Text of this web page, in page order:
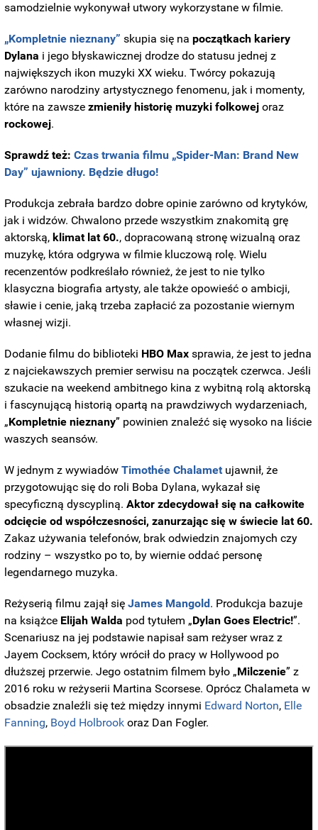
samodzielnie wykonywał utwory wykorzystane w filmie.
„Kompletnie nieznany” skupia się napoczątkach kariery
Dylana i jego błyskawicznej drodze do statusu jednej z
największych ikon muzyki XX wieku. Twórcy pokazują
zarówno narodziny artystycznego fenomenu, jak i momenty,
które na zawszezmieniły historię muzyki folkowej oraz
rockowej.
Sprawdź też:Czas trwania filmu „Spider-Man: Brand New
Day” ujawniony. Będzie długo!
Produkcja zebrała bardzo dobre opinie zarówno od krytyków,
jak i widzów. Chwalono przede wszystkim znakomitą grę
aktorską, klimat lat 60., dopracowaną stronę wizualną oraz
muzykę, która odgrywa w filmie kluczową rolę. Wielu
recenzentów podkreślało również, że jest to nie tylko
klasyczna biografia artysty, ale także opowieść o ambicji,
sławie i cenie, jaką trzeba zapłacić za pozostanie wiernym
własnej wizji.
Dodanie filmu do biblioteki HBO Max sprawia, że jest to jedna
z najciekawszych premier serwisu na początek czerwca. Jeśli
szukacie na weekend ambitnego kina z wybitną rolą aktorską
i fascynującą historią opartą na prawdziwych wydarzeniach,
„Kompletnie nieznany” powinien znaleźć się wysoko na liście
waszych seansów.
W jednym z wywiadówTimothée Chalamet ujawnił, że
przygotowując się do roli Boba Dylana, wykazał się
specyficzną dyscypliną.Aktor zdecydował się na całkowite
odcięcie od współczesności, zanurzając się w świecie lat 60.
Zakaz używania telefonów, brak odwiedzin znajomych czy
rodziny – wszystko po to, by wiernie oddać personę
legendarnego muzyka.
Reżyserią filmu zajął się James Mangold . Produkcja bazuje
na książce Elijah Walda pod tytułem „Dylan Goes Electric!”.
Scenariusz na jej podstawie napisał sam reżyser wraz z
Jayem Cocksem, który wrócił do pracy w Hollywood po
dłuższej przerwie. Jego ostatnim filmem było „Milczenie” z
2016 roku w reżyserii Martina Scorsese. Oprócz Chalameta w
obsadzie znaleźli się też między innymi Edward Norton, Elle
Fanning, Boyd Holbrook oraz Dan Fogler.